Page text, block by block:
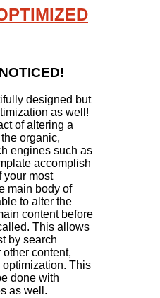
designed but
as well!
of altering a
organic,
engines such as
accomplish
your most
main body of
to alter the
content before
This allows
by search
content,
This
done with
as well.